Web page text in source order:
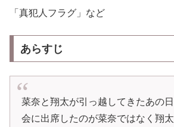
「真犯人フラグ」など
あらすじ
菜奈と翔太が引っ越してきたあの
会に出席したのが菜奈ではなく翔